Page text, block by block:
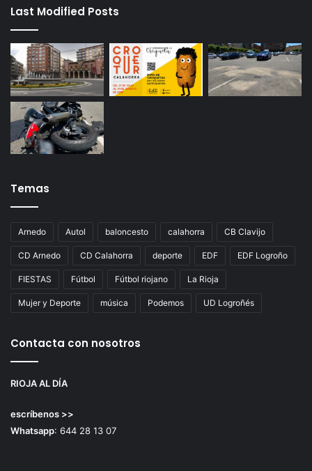
Last Modified Posts
Temas
Arnedo Autol baloncesto calahorra CB Clavijo
CD Arnedo CD Calahorra deporte EDF EDF Logroño
FIESTAS Fútbol Fútbol riojano La Rioja
Mujer y Deporte música Podemos UD Logroñés
Contacta con nosotros
RIOJA AL DÍA
escríbenos >>
Whatsapp: 644 28 13 07